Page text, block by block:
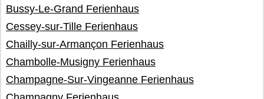
Bussy-Le-Grand Ferienhaus
Cessey-sur-Tille Ferienhaus
Chailly-sur-Armançon Ferienhaus
Chambolle-Musigny Ferienhaus
Champagne-Sur-Vingeanne Ferienhaus